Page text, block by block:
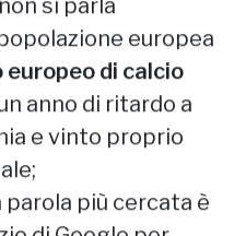
si parla
europea
di calcio
anno di ritardo a
e vinto proprio
parola più cercata è